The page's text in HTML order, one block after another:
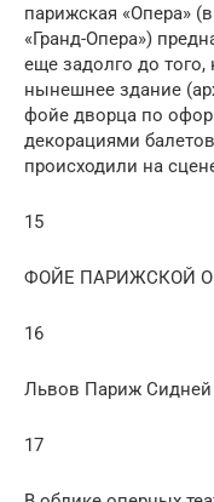
парижская «Опера»
«Гранд-Опера»)
еще задолго до того,
нынешнее здание
фойе дворца по
декорациями
происходили на
15
ФОЙЕ ПАРИЖСКОЙ
16
Львов Париж Сидней
17